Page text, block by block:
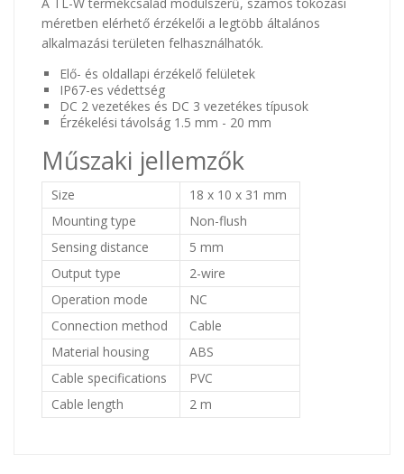
méretben elérhető érzékelői a legtöbb általános
alkalmazási területen felhasználhatók.
Elő- és oldallapi érzékelő felületek
IP67-es védettség
DC 2 vezetékes és DC 3 vezetékes típusok
Érzékelési távolság 1.5 mm - 20 mm
Műszaki jellemzők
Size
18 x 10 x 31 mm
Mounting type
Non-flush
Sensing distance
5 mm
Output type
2-wire
Operation mode
NC
Connection method
Cable
Material housing
ABS
Cable specifications
PVC
Cable length
2 m